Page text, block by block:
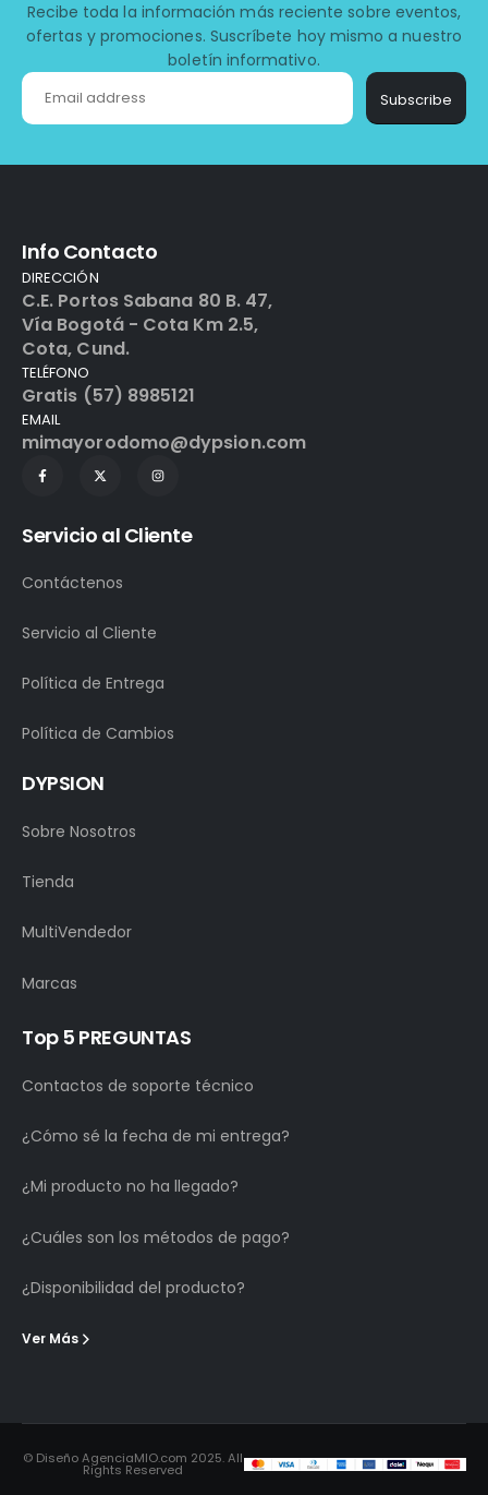
Recibe toda la información más reciente sobre eventos,
ofertas y promociones. Suscríbete hoy mismo a nuestro
boletín informativo.
Subscribe
Info Contacto
DIRECCIÓN
C.E. Portos Sabana 80 B. 47,
Vía Bogotá - Cota Km 2.5,
Cota, Cund.
TELÉFONO
Gratis (57) 8985121
EMAIL
mimayorodomo@dypsion.com
Servicio al Cliente
Contáctenos
Servicio al Cliente
Política de Entrega
Política de Cambios
DYPSION
Sobre Nosotros
Tienda
MultiVendedor
Marcas
Top 5 PREGUNTAS
Contactos de soporte técnico
¿Cómo sé la fecha de mi entrega?
¿Mi producto no ha llegado?
¿Cuáles son los métodos de pago?
¿Disponibilidad del producto?
Ver Más
© Diseño AgenciaMIO.com 2025. All
Rights Reserved